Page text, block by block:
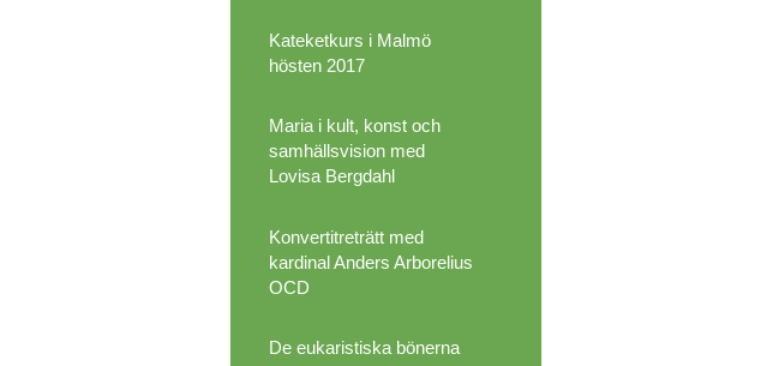
Kateketkurs i Malmö
hösten 2017
Maria i kult, konst och
samhällsvision med
Lovisa Bergdahl
Konvertitreträtt med
kardinal Anders Arborelius
OCD
De eukaristiska bönerna